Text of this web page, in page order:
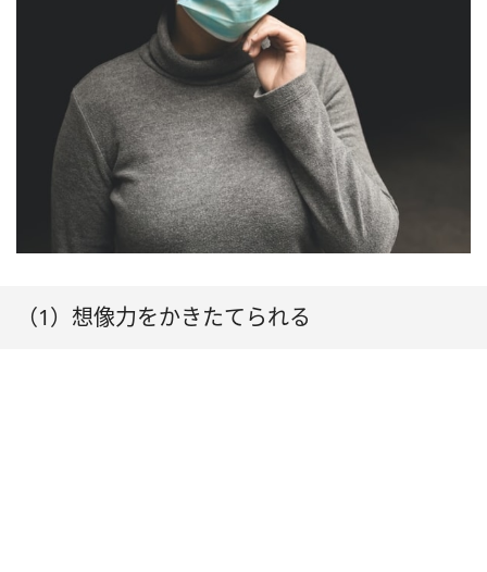
（1）想像力をかきたてられる